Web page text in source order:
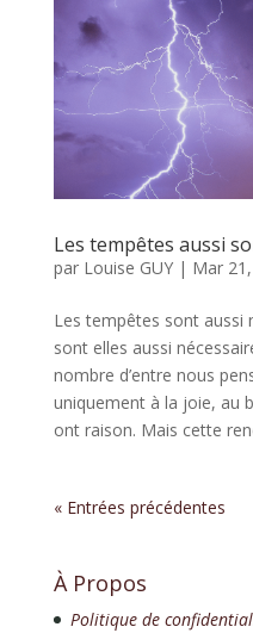
Les tempêtes aussi
par Louise GUY| Mar
Les tempêtes sont aussi
sont elles aussi
nombre d’entre nous
uniquement à la joie, au
ont raison. Mais cette
« Entrées précédentes
À Propos
Politique de